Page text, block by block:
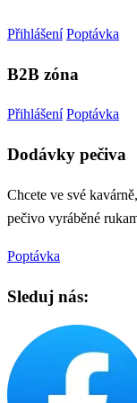
Přihlášení Poptávka
B2B zóna
Přihlášení Poptávka
Dodávky pečiva
Chcete ve své
pečivo vyráběné
Poptávka
Sleduj nás: